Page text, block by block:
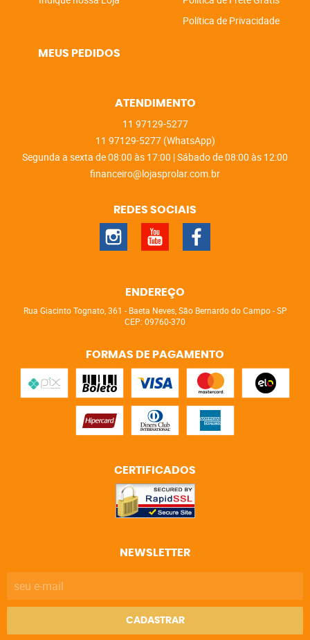
Política de Privacidade
MEUS PEDIDOS
ATENDIMENTO
11 97129-5277
11 97129-5277 (WhatsApp)
Segunda a sexta de 08:00 às 17:00 | Sábado de 08:00 às 12:00
financeiro@lojasprolar.com.br
REDES SOCIAIS
ENDEREÇO
Rua Giacinto Tognato, 361 - Baeta Neves, São Bernardo do Campo-SP
CEP: 09760-370
FORMAS DE PAGAMENTO
CERTIFICADOS
NEWSLETTER
CADASTRAR